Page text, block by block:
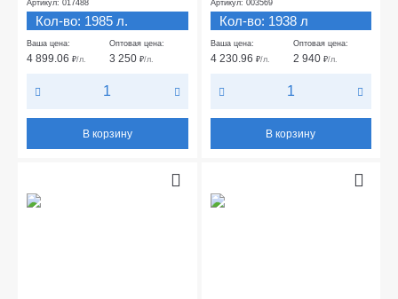
Артикул: 017488
Кол-во: 1985 л.
Ваша цена:
4 899.06 ₽/л.
Оптовая цена:
3 250₽/л.
В корзину
Артикул: 003569
Кол-во: 1938 л
Ваша цена:
4 230.96 ₽/л.
Оптовая цена:
2 940 ₽/л.
В корзину